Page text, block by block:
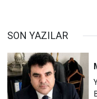
SON YAZILAR